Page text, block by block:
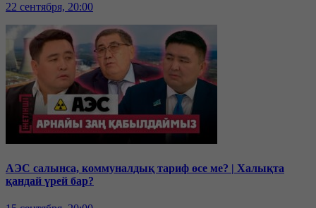
22 сентября, 20:00
АЭС салынса, коммуналдық тариф өсе ме? | Халықта
қандай үрей бар?